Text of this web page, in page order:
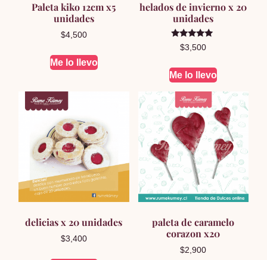
Paleta kiko 12cm x5
unidades
$4,500
Me lo llevo
helados de invierno x 20
unidades
Valorado en
5.00
$3,500
Me lo llevo
delicias x 20 unidades
$3,400
paleta de caramelo
corazon x20
$2,900